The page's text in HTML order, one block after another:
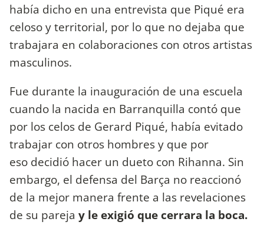
había dicho en una entrevista que Piqué era
celoso y territorial, por lo que no dejaba que
trabajara en colaboraciones con otros artistas
masculinos.
Fue durante la inauguración de una escuela
cuando la nacida en Barranquilla contó que
por los celos de Gerard Piqué, había evitado
trabajar con otros hombres y que por
eso decidió hacer un dueto con Rihanna. Sin
embargo, el defensa del Barça no reaccionó
de la mejor manera frente a las revelaciones
de su pareja y le exigió que cerrara la boca.